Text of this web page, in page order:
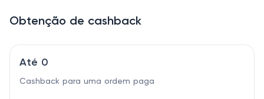
Obtenção de cashback
Até 0
Cashback para uma ordem paga